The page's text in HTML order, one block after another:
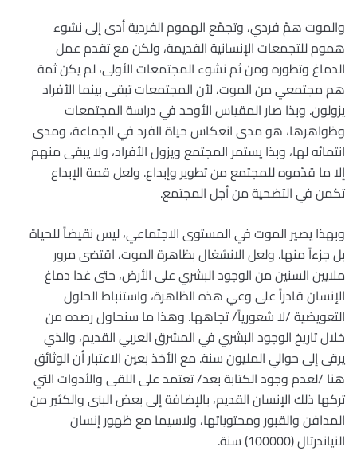
والموت همّ فردي، وتجمّع الهموم الفردية أدى إلى نشوء
هموم للتجمعات الإنسانية القديمة، ولكن مع تقدم عمل
الدماغ وتطوره ومن ثم نشوء المجتمعات الأولى، لم يكن ثمة
هم مجتمعي من الموت، لأن المجتمعات تبقى بينما الأفراد
يزولون. وبذا صار المقياس الأوحد في دراسة المجتمعات
وظواهرها، هو مدى انعكاس حياة الفرد في الجماعة، ومدى
انتمائه لها، وبذا يستمر المجتمع ويزول الأفراد، ولا يبقى منهم
إلا ما قدّموه للمجتمع من تطوير وإبداع. ولعل قمة الإبداع
تكمن في التضحية من أجل المجتمع.
وبهذا يصير الموت في المستوى الاجتماعي، ليس نقيضاً للحياة
بل جزءاً منها. ولعل الانشغال بظاهرة الموت، اقتضى مرور
ملايين السنين من الوجود البشري على الأرض، حتى غدا دماغ
الإنسان قادراً على وعي هذه الظاهرة، واستنباط الحلول
التعويضية /لا شعورياً/ تجاهها. وهذا ما سنحاول رصده من
خلال تاريخ الوجود البشري في المشرق العربي القديم، والذي
يرقى إلى حوالي المليون سنة. مع الأخذ بعين الاعتبار أن الوثائق
هنا /لعدم وجود الكتابة بعد/ تعتمد على اللقى والأدوات التي
تركها ذلك الإنسان القديم، بالإضافة إلى بعض البنى والكثير من
المدافن والقبور ومحتوياتها، ولاسيما مع ظهور إنسان
النياندرتال (100000) سنة.